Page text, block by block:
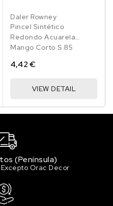
Daler Rowney
Pincel Sintético
Redondo Acuarela
Mango Corto S.85
4,42 €
VIEW DETAIL
(Península)
Orac Decor